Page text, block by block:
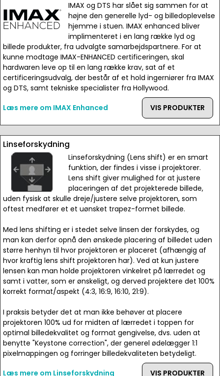
IMAX og DTS har slået sig sammen for at
højne den generelle lyd- og billedoplevelse
hjemme i stuen. IMAX enhanced bliver
implimenteret i en lang række lyd og
billede produkter, fra udvalgte samarbejdspartnere. For at
kunne modtage IMAX-ENHANCED certificeringen, skal
hardwaren leve op til en lang række krav, sat af et
certificeringsudvalg, der består af et hold ingerniører fra IMAX
og DTS, samt tekniske specialister fra Hollywood.
Læs mere om IMAX Enhanced
VIS PRODUKTER
Linseforskydning
Linseforskydning (Lens shift) er en smart
funktion, der findes i visse i projektorer.
Lens shift giver mulighed for at justere
placeringen af det projekterede billede,
uden fysisk at skulle dreje/justere selve projektoren, som
oftest medfører et et uønsket trapez-formet billede.
Med lens shifting er i stedet selve linsen der forskydes, og
man kan derfor opnå den ønskede placering af billedet uden
større henhyn til hvor projektoren er placeret (afhængig af
hvor kraftig lens shift projektoren har). Ved at kun justere
lensen kan man holde projektoren vinkelret på lærredet og
samt i vatter, som er ønskeligt, og derved projektere det 100%
korrekt format/aspekt (4:3, 16:9, 16:10, 21:9).
I praksis betyder det at man ikke behøver at placere
projektoren 100% ud for midten af lærredet i toppen for
optimal billedekvalitet og format gengivelse, dvs. uden at
benytte "Keystone correction", der generel ødelægger 1:1
pixelmappingen og forringer billedekvaliteten betydeligt.
Læs mere om Linseforskydning
VIS PRODUKTER